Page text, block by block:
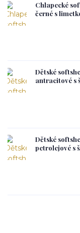
Chlapecké
černé s
Dětské
antracitové s
Dětské
petrolejové s